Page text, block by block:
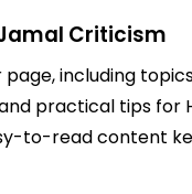
Criticism
including
practical tips for
to-read content